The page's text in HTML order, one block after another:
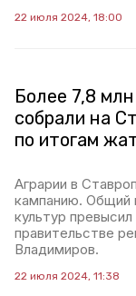
22 июля 2024, 18:00
Более 7,8
собрали на
по итогам
Аграрии в
кампанию. Общий
культур
правительстве
Владимиров.
22 июля 2024, 11:38